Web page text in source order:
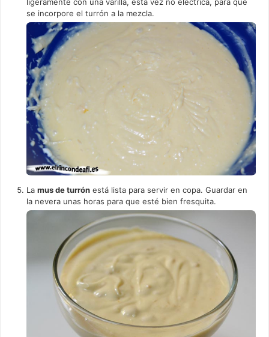
ligeramente con una varilla, esta vez no eléctrica, para que
se incorpore el turrón a la mezcla.
Lamus de turrón está lista para servir en copa. Guardar en
la nevera unas horas para que esté bien fresquita.